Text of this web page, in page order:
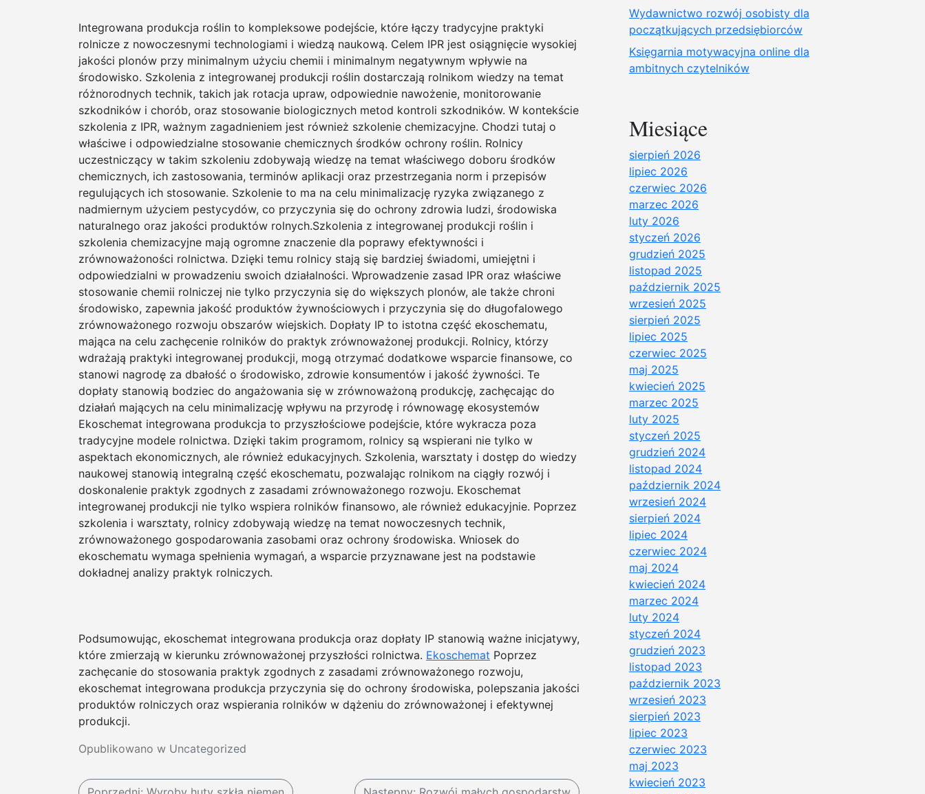
Integrowana produkcja roślin to kompleksowe podejście, które łączy tradycyjne praktyki
rolnicze z nowoczesnymi technologiami i wiedzą naukową. Celem IPR jest osiągnięcie wysokiej
jakości plonów przy minimalnym użyciu chemii i minimalnym negatywnym wpływie na
środowisko. Szkolenia z integrowanej produkcji roślin dostarczają rolnikom wiedzy na temat
różnorodnych technik, takich jak rotacja upraw, odpowiednie nawożenie, monitorowanie
szkodników i chorób, oraz stosowanie biologicznych metod kontroli szkodników. W kontekście
szkolenia z IPR, ważnym zagadnieniem jest również szkolenie chemizacyjne. Chodzi tutaj o
właściwe i odpowiedzialne stosowanie chemicznych środków ochrony roślin. Rolnicy
uczestniczący w takim szkoleniu zdobywają wiedzę na temat właściwego doboru środków
chemicznych, ich zastosowania, terminów aplikacji oraz przestrzegania norm i przepisów
regulujących ich stosowanie. Szkolenie to ma na celu minimalizację ryzyka związanego z
nadmiernym użyciem pestycydów, co przyczynia się do ochrony zdrowia ludzi, środowiska
naturalnego oraz jakości produktów rolnych.Szkolenia z integrowanej produkcji roślin i
szkolenia chemizacyjne mają ogromne znaczenie dla poprawy efektywności i
zrównoważoności rolnictwa. Dzięki temu rolnicy stają się bardziej świadomi, umiejętni i
odpowiedzialni w prowadzeniu swoich działalności. Wprowadzenie zasad IPR oraz właściwe
stosowanie chemii rolniczej nie tylko przyczynia się do większych plonów, ale także chroni
środowisko, zapewnia jakość produktów żywnościowych i przyczynia się do długofalowego
zrównoważonego rozwoju obszarów wiejskich. Dopłaty IP to istotna część ekoschematu,
mająca na celu zachęcenie rolników do praktyk zrównoważonej produkcji. Rolnicy, którzy
wdrażają praktyki integrowanej produkcji, mogą otrzymać dodatkowe wsparcie finansowe, co
stanowi nagrodę za dbałość o środowisko, zdrowie konsumentów i jakość żywności. Te
dopłaty stanowią bodziec do angażowania się w zrównoważoną produkcję, zachęcając do
działań mających na celu minimalizację wpływu na przyrodę i równowagę ekosystemów
Ekoschemat integrowana produkcja to przyszłościowe podejście, które wykracza poza
tradycyjne modele rolnictwa. Dzięki takim programom, rolnicy są wspierani nie tylko w
aspektach ekonomicznych, ale również edukacyjnych. Szkolenia, warsztaty i dostęp do wiedzy
naukowej stanowią integralną część ekoschematu, pozwalając rolnikom na ciągły rozwój i
doskonalenie praktyk zgodnych z zasadami zrównoważonego rozwoju. Ekoschemat
integrowanej produkcji nie tylko wspiera rolników finansowo, ale również edukacyjnie. Poprzez
szkolenia i warsztaty, rolnicy zdobywają wiedzę na temat nowoczesnych technik,
zrównoważonego gospodarowania zasobami oraz ochrony środowiska. Wniosek do
ekoschematu wymaga spełnienia wymagań, a wsparcie przyznawane jest na podstawie
dokładnej analizy praktyk rolniczych.
Podsumowując, ekoschemat integrowana produkcja oraz dopłaty IP stanowią ważne inicjatywy,
które zmierzają w kierunku zrównoważonej przyszłości rolnictwa. Ekoschemat Poprzez
zachęcanie do stosowania praktyk zgodnych z zasadami zrównoważonego rozwoju,
ekoschemat integrowana produkcja przyczynia się do ochrony środowiska, polepszania jakości
produktów rolniczych oraz wspierania rolników w dążeniu do zrównoważonej i efektywnej
produkcji.
Opublikowano w Uncategorized
Wydawnictwo rozwój osobisty dla
początkujących przedsiębiorców
Księgarnia motywacyjna online dla
ambitnych czytelników
Miesiące
sierpień 2026
lipiec 2026
czerwiec 2026
marzec 2026
luty 2026
styczeń 2026
grudzień 2025
listopad 2025
październik 2025
wrzesień 2025
sierpień 2025
lipiec 2025
czerwiec 2025
maj 2025
kwiecień 2025
marzec 2025
luty 2025
styczeń 2025
grudzień 2024
listopad 2024
październik 2024
wrzesień 2024
sierpień 2024
lipiec 2024
czerwiec 2024
maj 2024
kwiecień 2024
marzec 2024
luty 2024
styczeń 2024
grudzień 2023
listopad 2023
październik 2023
wrzesień 2023
sierpień 2023
lipiec 2023
czerwiec 2023
maj 2023
kwiecień 2023